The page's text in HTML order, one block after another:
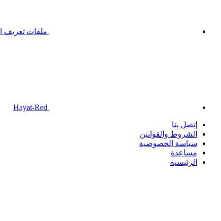
ملفات تعريف
إتصل بنا
الشروط والقوانين
سياسة الخصوصية
مساعدة
الرئيسية